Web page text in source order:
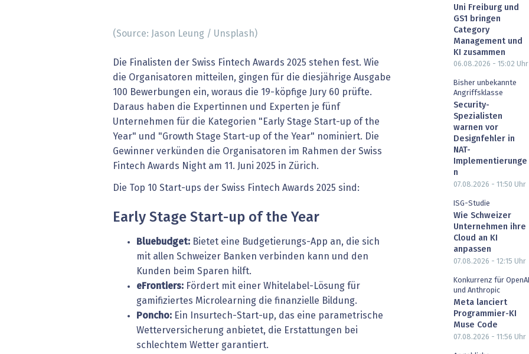
» alle Dossiers
Professional AV & Digital Signage
(Source: Jason Leung / Unsplash)
Die Finalisten der Swiss Fintech Awards 2025 stehen fest. Wie
die Organisatoren mitteilen, gingen für die diesjährige Ausgabe
100 Bewerbungen ein, woraus die 19-köpfige Jury 60 prüfte.
Daraus haben die Expertinnen und Experten je fünf
Unternehmen für die Kategorien "Early Stage Start-up of the
Year" und "Growth Stage Start-up of the Year" nominiert. Die
Gewinner verkünden die Organisatoren im Rahmen der Swiss
Fintech Awards Night am 11. Juni 2025 in Zürich.
Die Top 10 Start-ups der Swiss Fintech Awards 2025 sind:
Early Stage Start-up of the Year
Bluebudget: Bietet eine Budgetierungs-App an, die sich
mit allen Schweizer Banken verbinden kann und den
Kunden beim Sparen hilft.
eFrontiers: Fördert mit einer Whitelabel-Lösung für
gamifiziertes Microlearning die finanzielle Bildung.
Poncho: Ein Insurtech-Start-up, das eine parametrische
Wetterversicherung anbietet, die Erstattungen bei
schlechtem Wetter garantiert.
Uni Freiburg und
GS1 bringen
Category
Management und
KI zusammen
06.08.2026 - 15:02 Uhr
Bisher unbekannte
Angriffsklasse
Security-
Spezialisten
warnen vor
Designfehler in
NAT-
Implementierunge
n
07.08.2026 - 11:50 Uhr
ISG-Studie
Wie Schweizer
Unternehmen ihre
Cloud an KI
anpassen
07.08.2026 - 12:15 Uhr
Konkurrenz für OpenAI
und Anthropic
Meta lanciert
Programmier-KI
Muse Code
07.08.2026 - 11:56 Uhr